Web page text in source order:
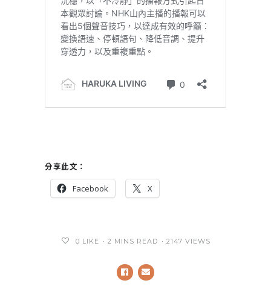
分享此文：
Facebook X
0 LIKE 2 MINS READ 2147 VIEWS